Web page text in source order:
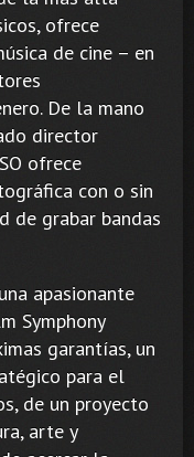
ofrece
de cine – en
De la mano
director
ofrece
con o sin
de grabar bandas
apasionante
Symphony
garantías, un
para el
de un proyecto
arte y